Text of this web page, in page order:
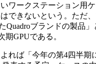
ワークステーション用
できないという。ただ
Quadroブランドの製品
GPUである。
れば「今年の第4四半期